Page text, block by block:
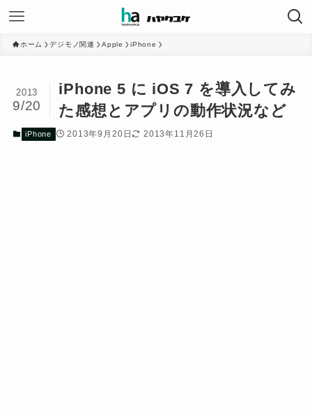
ホーム デジモノ関連 Apple iPhone
iPhone 5 に iOS 7 を導入してみ
た感想とアプリの動作状況など
2013
9/20
iPhone 2013年9月20日 2013年11月26日